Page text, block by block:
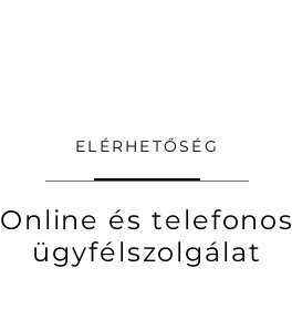
ELÉRHETŐSÉG
Online és telefonos
ügyfélszolgálat